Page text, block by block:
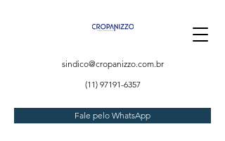
sindico@cropanizzo.com.br
(11) 97191-6357
Fale pelo WhatsApp